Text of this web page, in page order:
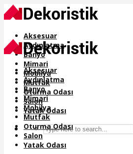
Aksesuar
Aydınlatma
Banyo
Mimari
Mobilya
Mutfak
Oturma Odası
Salon
Yatak Odası
Aksesuar
Aydınlatma
Banyo
Mimari
Mobilya
Mutfak
Oturma Odası
Salon
Yatak Odası